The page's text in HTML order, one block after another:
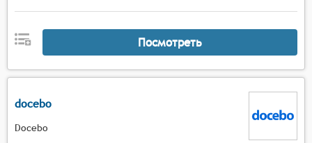
Посмотреть
docebo
Docebo